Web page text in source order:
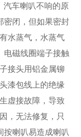
汽车喇叭不响的原
密闭，但如果密封
水蒸气，水蒸气
电磁线圈端子接触
接头用铝金属铆
漆包线上的绝缘
虚接故障，导致
，无法修复，只
按喇叭易造成喇叭